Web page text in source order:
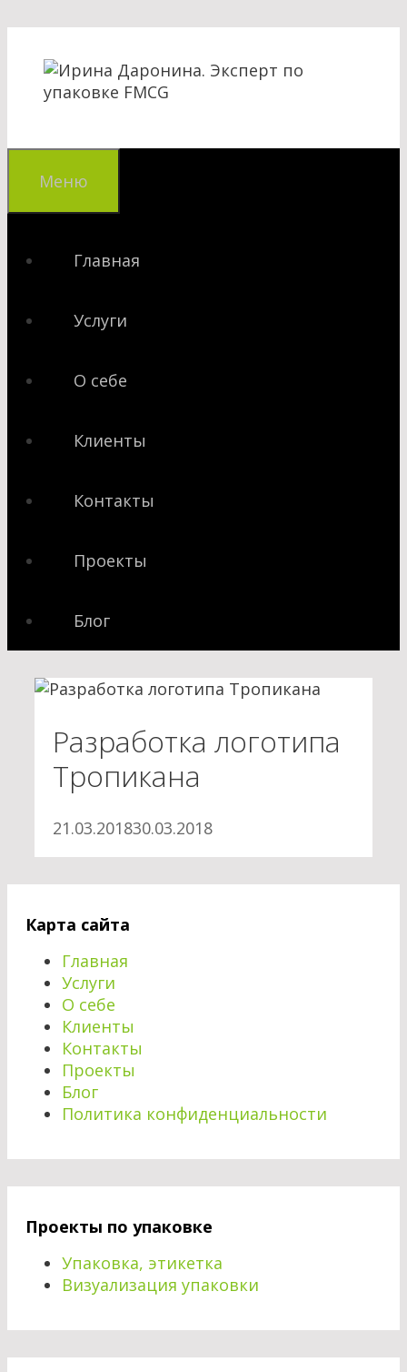
содержимому
Меню
Главная
Услуги
О себе
Клиенты
Контакты
Проекты
Блог
Разработка логотипа
Тропикана
21.03.201830.03.2018
Карта сайта
Главная
Услуги
О себе
Клиенты
Контакты
Проекты
Блог
Политика конфиденциальности
Проекты по упаковке
Упаковка, этикетка
Визуализация упаковки